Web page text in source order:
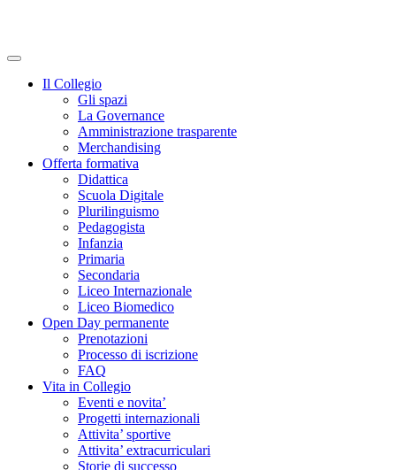
Il Collegio
Gli spazi
La Governance
Amministrazione trasparente
Merchandising
Offerta formativa
Didattica
Scuola Digitale
Plurilinguismo
Pedagogista
Infanzia
Primaria
Secondaria
Liceo Internazionale
Liceo Biomedico
Open Day permanente
Prenotazioni
Processo di iscrizione
FAQ
Vita in Collegio
Eventi e novita’
Progetti internazionali
Attivita’ sportive
Attivita’ extracurriculari
Storie di successo